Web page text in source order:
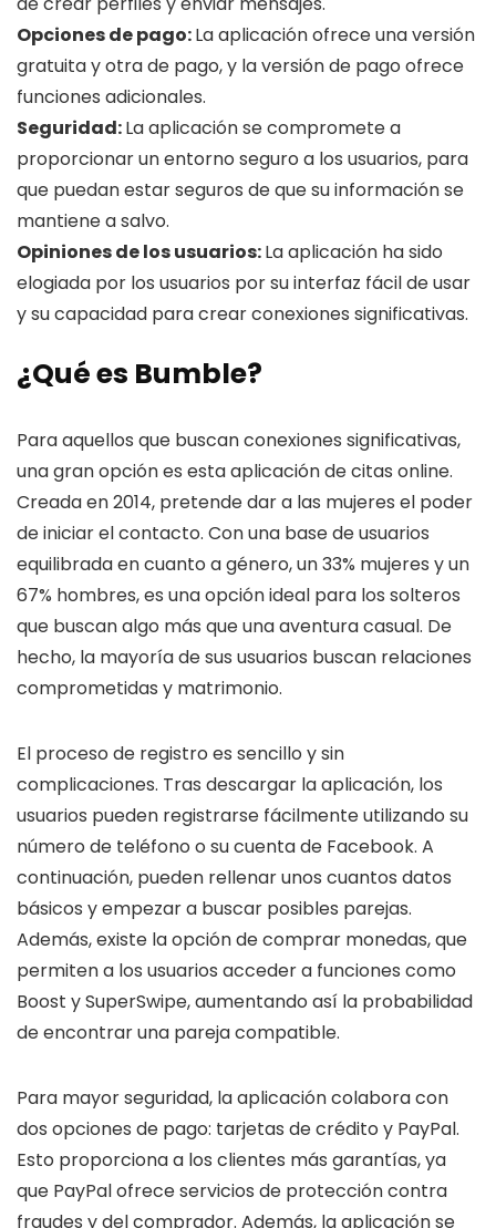
Opciones de pago:La aplicación ofrece una versión
gratuita y otra de pago, y la versión de pago ofrece
funciones adicionales.
Seguridad:La aplicación se compromete a
proporcionar un entorno seguro a los usuarios, para
que puedan estar seguros de que su información se
mantiene a salvo.
Opiniones de los usuarios:La aplicación ha sido
elogiada por los usuarios por su interfaz fácil de usar
y su capacidad para crear conexiones significativas.
¿Qué es Bumble?
Para aquellos que buscan conexiones significativas,
una gran opción es esta aplicación de citas online.
Creada en 2014, pretende dar a las mujeres el poder
de iniciar el contacto. Con una base de usuarios
equilibrada en cuanto a género, un 33% mujeres y un
67% hombres, es una opción ideal para los solteros
que buscan algo más que una aventura casual. De
hecho, la mayoría de sus usuarios buscan relaciones
comprometidas y matrimonio.
El proceso de registro es sencillo y sin
complicaciones. Tras descargar la aplicación, los
usuarios pueden registrarse fácilmente utilizando su
número de teléfono o su cuenta de Facebook. A
continuación, pueden rellenar unos cuantos datos
básicos y empezar a buscar posibles parejas.
Además, existe la opción de comprar monedas, que
permiten a los usuarios acceder a funciones como
Boost y SuperSwipe, aumentando así la probabilidad
de encontrar una pareja compatible.
Para mayor seguridad, la aplicación colabora con
dos opciones de pago: tarjetas de crédito y PayPal.
Esto proporciona a los clientes más garantías, ya
que PayPal ofrece servicios de protección contra
fraudes y del comprador. Además, la aplicación se